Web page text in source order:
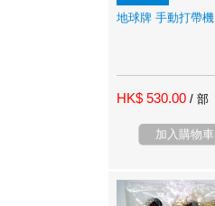
地球牌 手動打帶機
HK$ 530.00 / 部
加入購物車